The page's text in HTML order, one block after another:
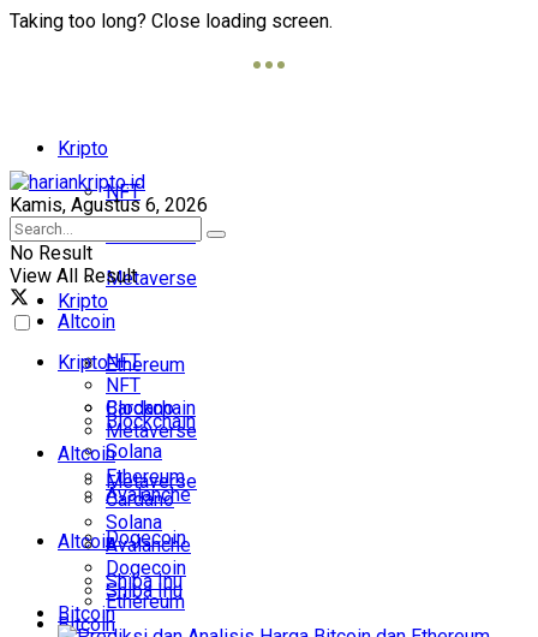
Taking too long? Close loading screen.
Kripto
NFT
Blockchain
Metaverse
Altcoin
Ethereum
Cardano
Solana
Avalanche
Dogecoin
Shiba Inu
Bitcoin
Kamis, Agustus 6, 2026
No Result
View All Result
Kripto
NFT
Blockchain
Metaverse
Altcoin
Ethereum
Kripto
NFT
Blockchain
Metaverse
Altcoin
Ethereum
Cardano
Solana
Avalanche
Dogecoin
Shiba Inu
Bitcoin